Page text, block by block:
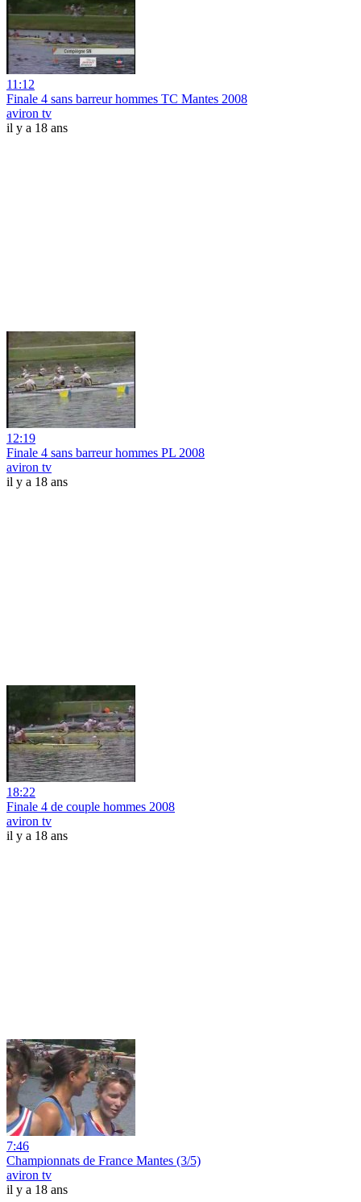
11:12
Finale 4 sans barreur hommes TC Mantes 2008
aviron tv
il y a 18 ans
12:19
Finale 4 sans barreur hommes PL 2008
aviron tv
il y a 18 ans
18:22
Finale 4 de couple hommes 2008
aviron tv
il y a 18 ans
7:46
Championnats de France Mantes (3/5)
aviron tv
il y a 18 ans